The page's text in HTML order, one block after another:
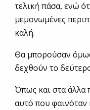
τελική πάσα, ενώ
μεμονωμένες
καλή.
Θα μπορούσαν
δεχθούν το
Όπως και στα άλλα
αυτό που φαινόταν